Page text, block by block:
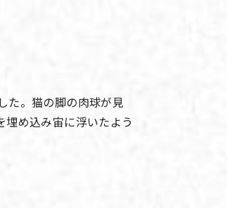
た。猫の脚の肉球が見
め込み宙に浮いたよう